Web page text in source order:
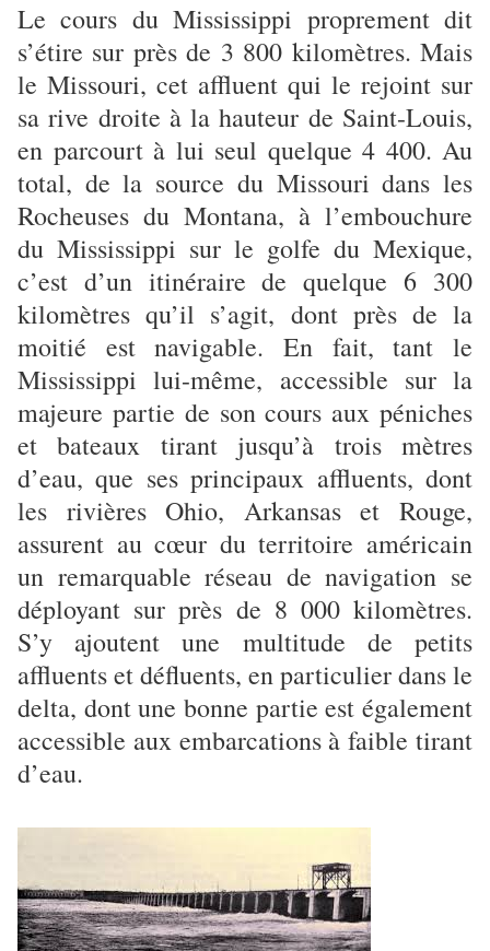
Le cours du Mississippi proprement dit
s’étire sur près de 3 800 kilomètres. Mais
le Missouri, cet affluent qui le rejoint sur
sa rive droite à la hauteur de Saint-Louis,
en parcourt à lui seul quelque 4 400. Au
total, de la source du Missouri dans les
Rocheuses du Montana, à l’embouchure
du Mississippi sur le golfe du Mexique,
c’est d’un itinéraire de quelque 6 300
kilomètres qu’il s’agit, dont près de la
moitié est navigable. En fait, tant le
Mississippi lui-même, accessible sur la
majeure partie de son cours aux péniches
et bateaux tirant jusqu’à trois mètres
d’eau, que ses principaux affluents, dont
les rivières Ohio, Arkansas et Rouge,
assurent au cœur du territoire américain
un remarquable réseau de navigation se
déployant sur près de 8 000 kilomètres.
S’y ajoutent une multitude de petits
affluents et défluents, en particulier dans le
delta, dont une bonne partie est également
accessible aux embarcations à faible tirant
d’eau.